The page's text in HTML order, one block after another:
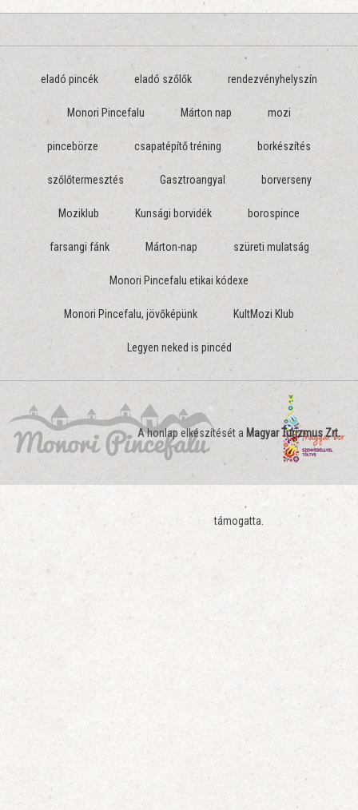
eladó pincék eladó szőlők rendezvényhelyszín
Monori Pincefalu Márton nap mozi
pincebörze csapatépítő tréning borkészítés
szőlőtermesztés Gasztroangyal borverseny
Moziklub Kunsági borvidék borospince
farsangi fánk Márton-nap szüreti mulatság
Monori Pincefalu etikai kódexe
Monori Pincefalu, jövőképünk KultMozi Klub
Legyen neked is pincéd
A honlap elkészítését a Magyar Turizmus Zrt.
támogatta.